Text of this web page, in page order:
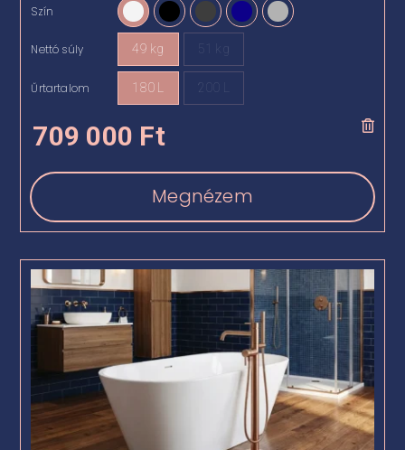
Szín
Nettó súly 49 kg 51 kg
Űrtartalom 180 L 200 L
709 000 Ft
Megnézem